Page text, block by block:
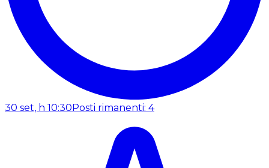
30 set, h 10:30Posti rimanenti: 4